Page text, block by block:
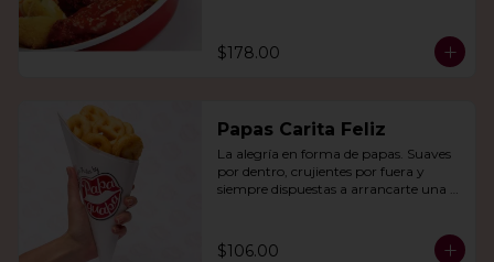
$178.00
Papas Carita Feliz
La alegría en forma de papas. Suaves
por dentro, crujientes por fuera y
siempre dispuestas a arrancarte una
$106.00